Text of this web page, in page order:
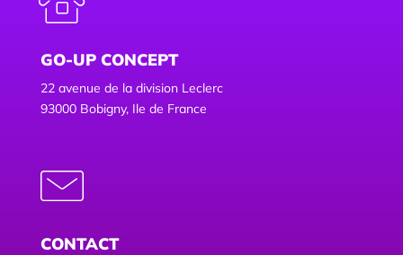
GO-UP CONCEPT
22 avenue de la division Leclerc
93000 Bobigny, Ile de France
CONTACT